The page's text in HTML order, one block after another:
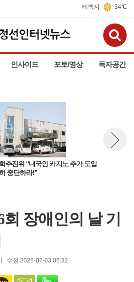
태백시 34℃
인사이드 포토/영상 독자공간
추진위 “내국인 카지노 추가 도입
중단하라!”
장애인의 날 기
수정 2026-07-03 06:32
유오 스토리로 공유
카카오톡으로 공유
문자로 공유